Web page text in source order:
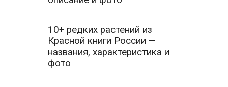
10+ редких растений из
Красной книги России —
названия, характеристика и
фото